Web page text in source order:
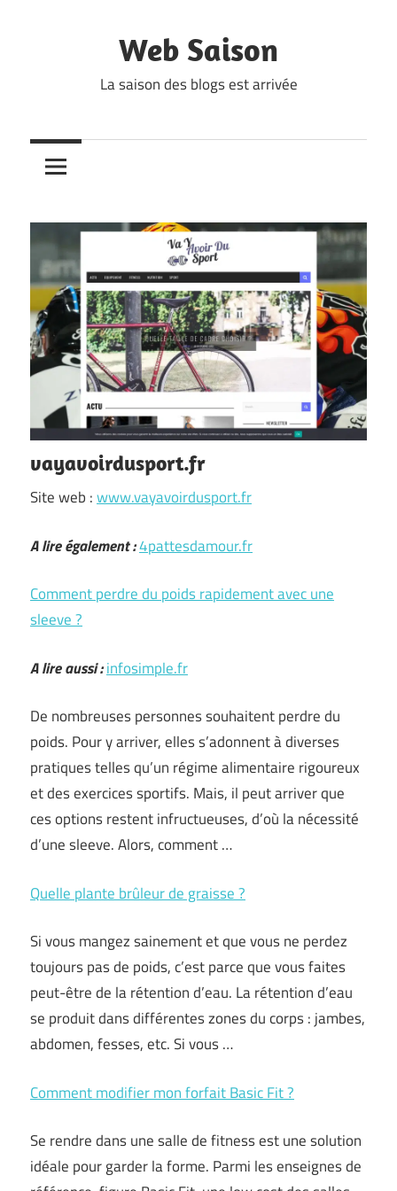
Web Saison
La saison des blogs est arrivée
vayavoirdusport.fr
Site web :www.vayavoirdusport.fr
A lire également :4pattesdamour.fr
Comment perdre du poids rapidement avec une
sleeve ?
A lire aussi :infosimple.fr
De nombreuses personnes souhaitent perdre du
poids. Pour y arriver, elles s’adonnent à diverses
pratiques telles qu’un régime alimentaire rigoureux
et des exercices sportifs. Mais, il peut arriver que
ces options restent infructueuses, d’où la nécessité
d’une sleeve. Alors, comment …
Quelle plante brûleur de graisse ?
Si vous mangez sainement et que vous ne perdez
toujours pas de poids, c’est parce que vous faites
peut-être de la rétention d’eau. La rétention d’eau
se produit dans différentes zones du corps : jambes,
abdomen, fesses, etc. Si vous …
Comment modifier mon forfait Basic Fit ?
Se rendre dans une salle de fitness est une solution
idéale pour garder la forme. Parmi les enseignes de